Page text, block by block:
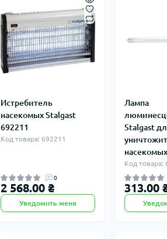
Истребитель
насекомых Stalgast
692211
Код товара: 692211
0
2 568.00 ₴
Уведомить меня
Лампа
Stalgast
Код товара:
313.00